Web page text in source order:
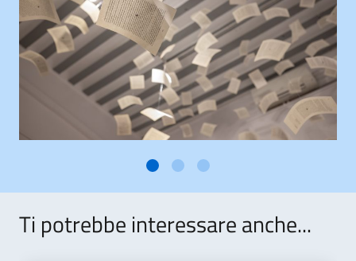
Ti potrebbe interessare anche...